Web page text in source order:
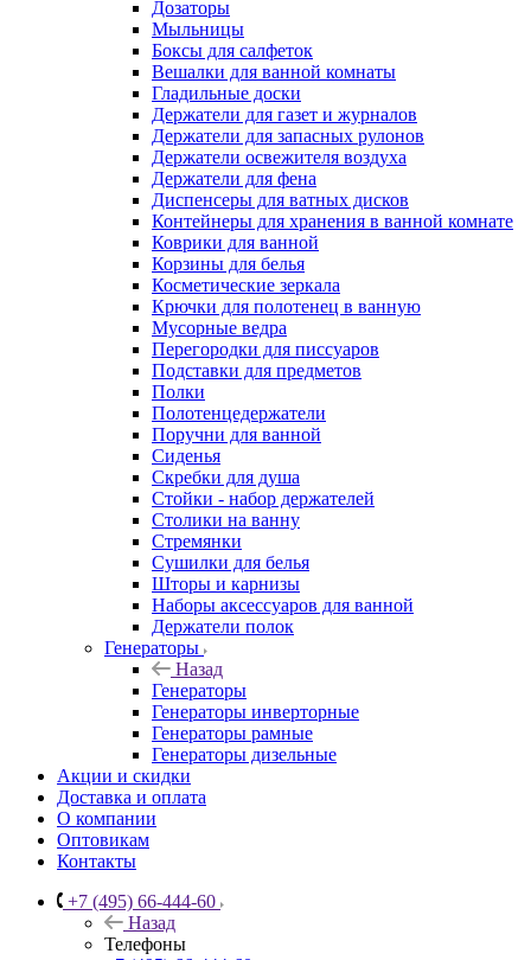
Дозаторы
Мыльницы
Боксы для салфеток
Вешалки для ванной комнаты
Гладильные доски
Держатели для газет и журналов
Держатели для запасных рулонов
Держатели освежителя воздуха
Держатели для фена
Диспенсеры для ватных дисков
Контейнеры для хранения в ванной комнате
Коврики для ванной
Корзины для белья
Косметические зеркала
Крючки для полотенец в ванную
Мусорные ведра
Перегородки для писсуаров
Подставки для предметов
Полки
Полотенцедержатели
Поручни для ванной
Сиденья
Скребки для душа
Стойки - набор держателей
Столики на ванну
Стремянки
Сушилки для белья
Шторы и карнизы
Наборы аксессуаров для ванной
Держатели полок
Генераторы
Назад
Генераторы
Генераторы инверторные
Генераторы рамные
Генераторы дизельные
Акции и скидки
Доставка и оплата
О компании
Оптовикам
Контакты
+7 (495) 66-444-60
Назад
Телефоны